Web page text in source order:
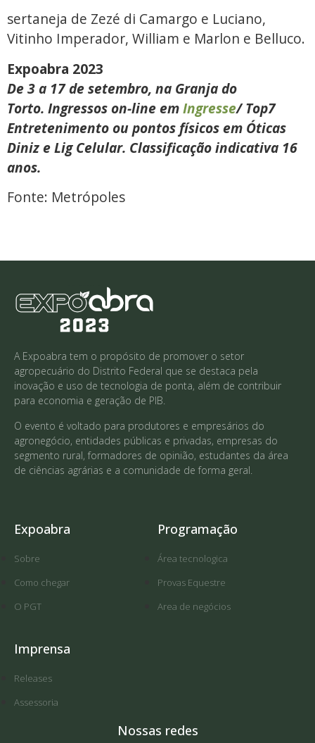
sertaneja de Zezé di Camargo e Luciano,
Vitinho Imperador, William e Marlon e Belluco.
Expoabra 2023
De 3 a 17 de setembro, na Granja do
Torto. Ingressos on-line emIngresse/ Top7
Entretenimento ou pontos físicos em Óticas
Diniz e Lig Celular. Classificação indicativa 16
anos.
Fonte: Metrópoles
A Expoabra tem o propósito de promover o setor
agropecuário do Distrito Federal que se destaca pela
inovação e uso de tecnologia de ponta, além de contribuir
para economia e geração de PIB.
O evento é voltado para produtores e empresários do
agronegócio, entidades públicas e privadas, empresas do
segmento rural, formadores de opinião, estudantes da área
de ciências agrárias e a comunidade de forma geral.
Expoabra
Sobre
Como chegar
O PGT
Imprensa
Releases
Assessoria
Programação
Área tecnologica
Provas Equestre
Area de negócios
Nossas redes